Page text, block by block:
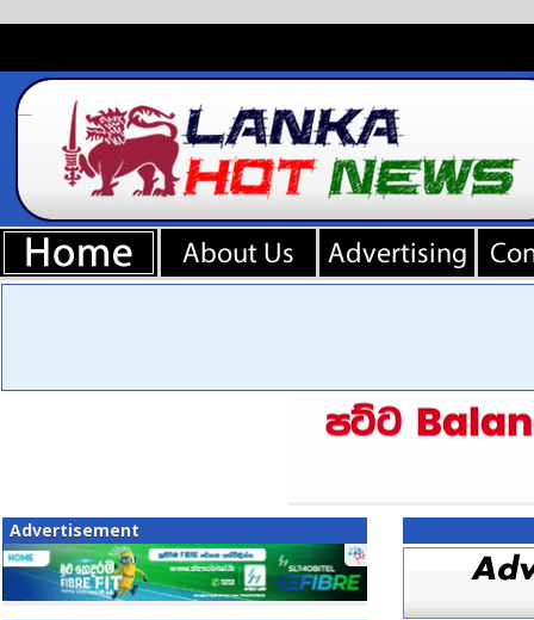
Advertisement